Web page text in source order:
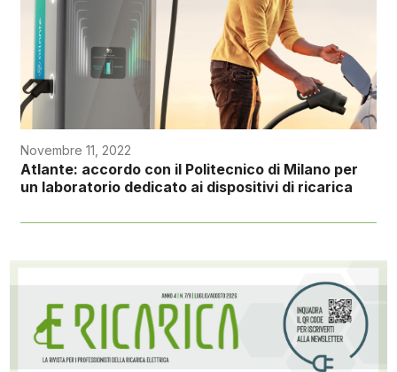
Novembre 11, 2022
Atlante: accordo con il Politecnico di Milano per
un laboratorio dedicato ai dispositivi di ricarica